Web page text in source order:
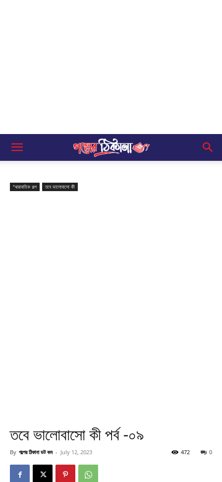
"ধারাবাহিক গল্প তবে ভালোবাসো কী
তবে ভালোবাসো কী পর্ব -০৯
By গল্পের ঠিকানা ডট কম - July 12, 2023 0
472